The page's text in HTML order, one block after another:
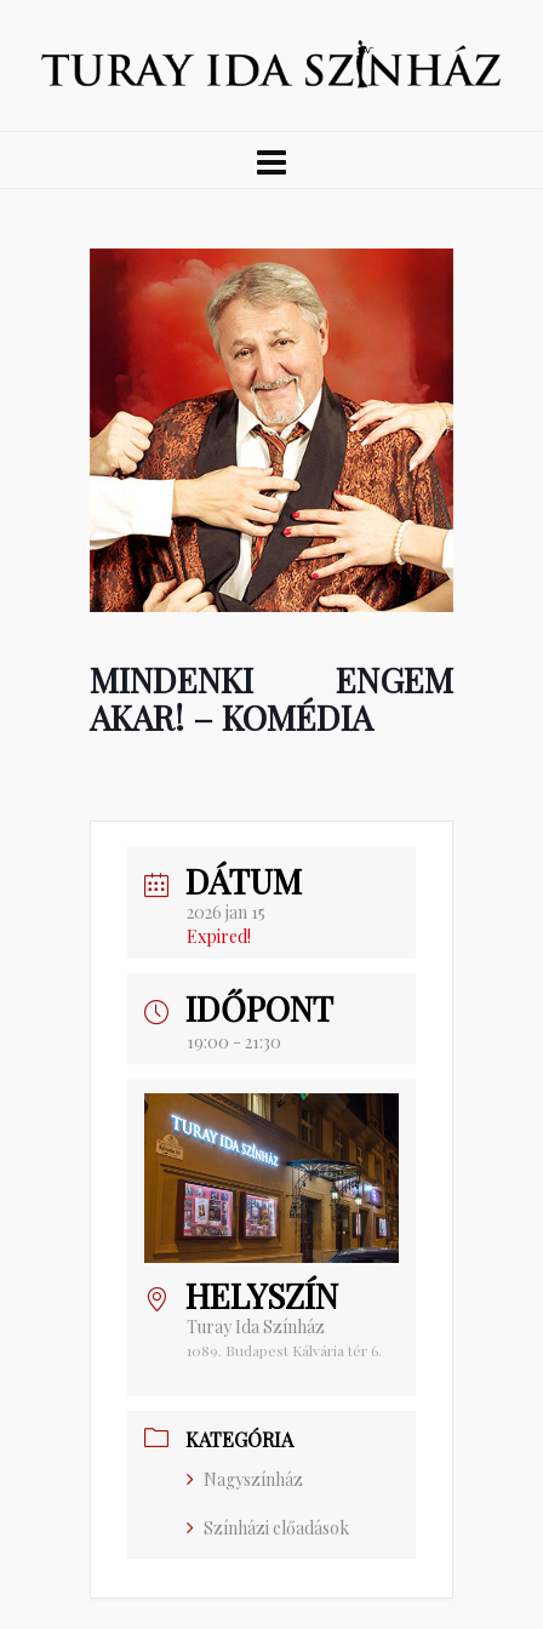
MINDENKI ENGEM
AKAR! – KOMÉDIA
DÁTUM
2026 jan 15
Expired!
IDŐPONT
19:00 - 21:30
HELYSZÍN
Turay Ida Színház
1089. Budapest Kálvária tér 6.
KATEGÓRIA
Nagyszínház
Színházi előadások